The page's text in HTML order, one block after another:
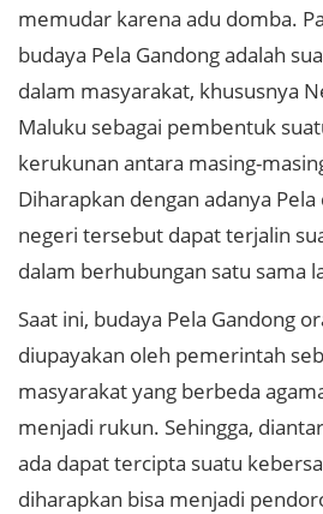
memudar karena adu domba.
budaya Pela Gandong adalah
dalam masyarakat, khususnya
Maluku sebagai pembentuk
kerukunan antara masing-
Diharapkan dengan adanya
negeri tersebut dapat terjalin
dalam berhubungan satu sama
Saat ini, budaya Pela Gandong
diupayakan oleh pemerintah
masyarakat yang berbeda
menjadi rukun. Sehingga,
ada dapat tercipta suatu
diharapkan bisa menjadi